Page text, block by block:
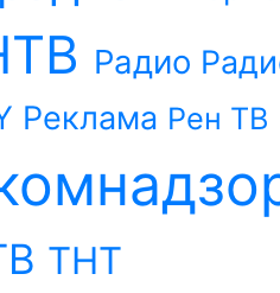
Радио
Реклама Рен ТВ
ТНТ